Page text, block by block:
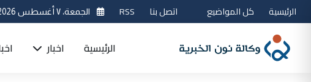
الرئيسية كل المواضيع اتصل بنا RSS الجمعة، ٧ أغسطس 2026
الرئيسية اخبار